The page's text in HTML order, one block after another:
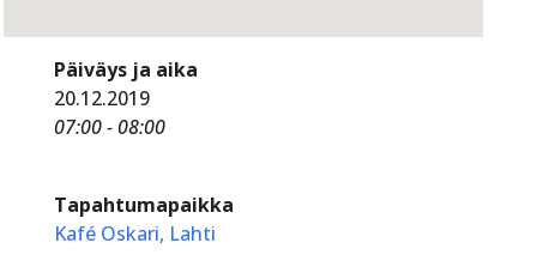
Päiväys ja aika
20.12.2019
07:00 - 08:00
Tapahtumapaikka
Kafé Oskari, Lahti